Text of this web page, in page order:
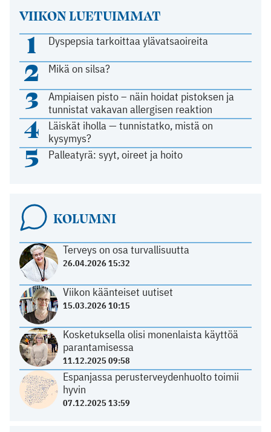
VIIKON LUETUIMMAT
1 Dyspepsia tarkoittaa ylävatsaoireita
2 Mikä on silsa?
3
Ampiaisen pisto – näin hoidat pistoksen ja
tunnistat vakavan allergisen reaktion
4
Läiskät iholla — tunnistatko, mistä on
kysymys?
5 Palleatyrä: syyt, oireet ja hoito
KOLUMNI
Terveys on osa turvallisuutta
26.04.2026 15:32
Viikon käänteiset uutiset
15.03.2026 10:15
Kosketuksella olisi monenlaista käyttöä
parantamisessa
11.12.2025 09:58
Espanjassa perusterveydenhuolto toimii
hyvin
07.12.2025 13:59